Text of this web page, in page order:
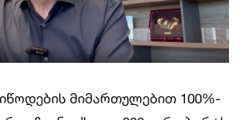
მიმართულებით 100%-